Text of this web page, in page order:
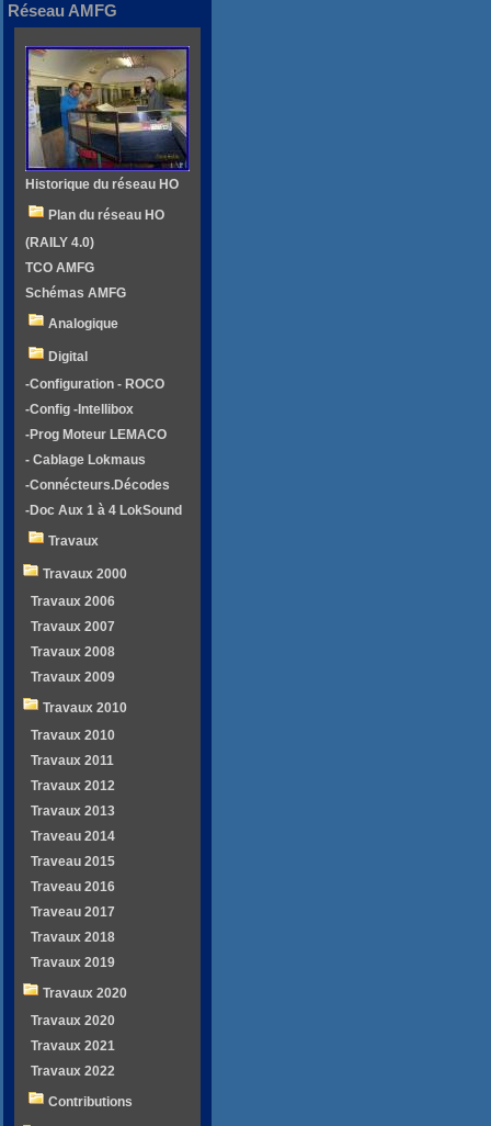
Réseau AMFG
Historique du réseau HO
Plan du réseau HO
(RAILY 4.0)
TCO AMFG
Schémas AMFG
Analogique
Digital
-Configuration - ROCO
-Config -Intellibox
-Prog Moteur LEMACO
- Cablage Lokmaus
-Connécteurs.Décodes
-Doc Aux 1 à 4 LokSound
Travaux
Travaux 2000
Travaux 2006
Travaux 2007
Travaux 2008
Travaux 2009
Travaux 2010
Travaux 2010
Travaux 2011
Travaux 2012
Travaux 2013
Traveau 2014
Traveau 2015
Traveau 2016
Traveau 2017
Travaux 2018
Travaux 2019
Travaux 2020
Travaux 2020
Travaux 2021
Travaux 2022
Contributions